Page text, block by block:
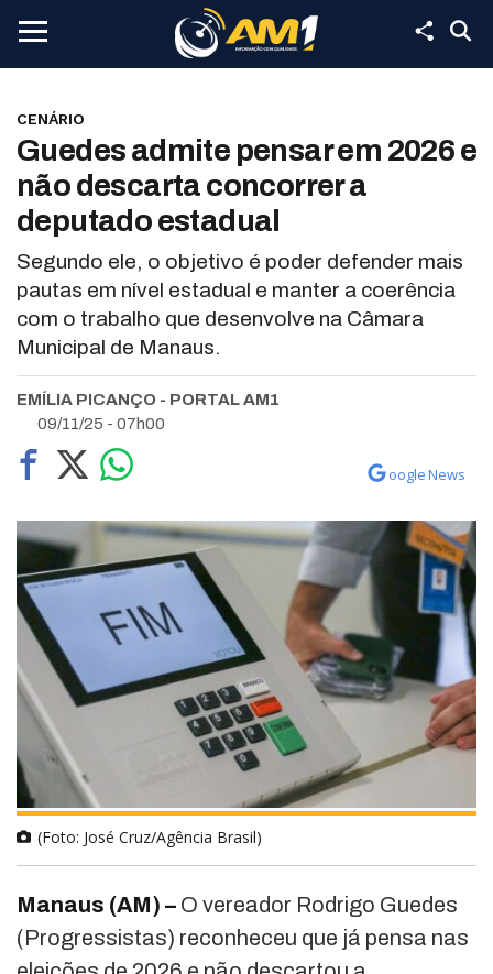
CENÁRIO
Guedes admite pensar em 2026 e
não descarta concorrer a
deputado estadual
Segundo ele, o objetivo é poder defender mais
pautas em nível estadual e manter a coerência
com o trabalho que desenvolve na Câmara
Municipal de Manaus.
EMÍLIA PICANÇO - PORTAL AM1
09/11/25 - 07h00
oogle News
(Foto: José Cruz/Agência Brasil)
Manaus (AM) – O vereador Rodrigo Guedes
(Progressistas) reconheceu que já pensa nas